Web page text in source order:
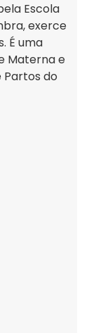
Escola
exerce
É uma
Materna e
do